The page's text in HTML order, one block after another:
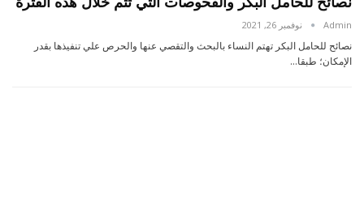
Admin نوفمبر 26, 2021
نصائح للحامل البكر تهتم النساء بالبحث والتقصي عنها والحرص علي تنفيذها بقدر
الإمكان؛ طبقا…